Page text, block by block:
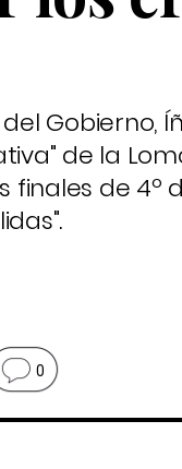
Gobierno,
de la
de 4º
0